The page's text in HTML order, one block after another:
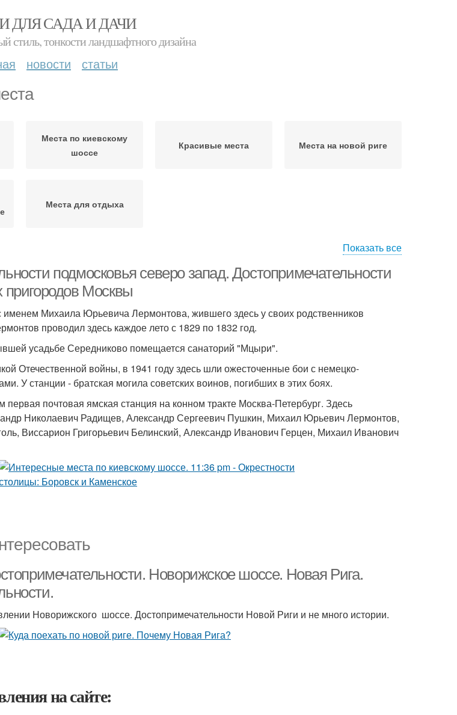
ДЛЯ САДА И ДАЧИ
стиль, тонкости ландшафтного дизайна
новости статьи
Места по киевскому
шоссе
Красивые места Места на новой риге
Места для отдыха
Показать все
подмосковья северо запад. Достопримечательности
пригородов Москвы
Михаила Юрьевича Лермонтова, жившего здесь у своих родственников
проводил здесь каждое лето с 1829 по 1832 год.
усадьбе Середниково помещается санаторий "Мцыри".
Отечественной войны, в 1941 году здесь шли ожесточенные бои с немецко-
У станции - братская могила советских воинов, погибших в этих боях.
почтовая ямская станция на конном тракте Москва-Петербург. Здесь
Николаевич Радищев, Александр Сергеевич Пушкин, Михаил Юрьевич Лермонтов,
Виссарион Григорьевич Белинский, Александр Иванович Герцен, Михаил Иванович
Новорижское шоссе. Новая Рига.
Новорижского шоссе. Достопримечательности Новой Риги и не много истории.
на сайте: